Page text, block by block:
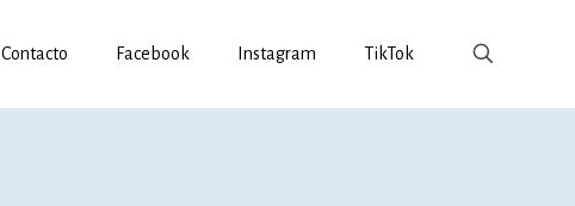
Contacto Facebook Instagram TikTok